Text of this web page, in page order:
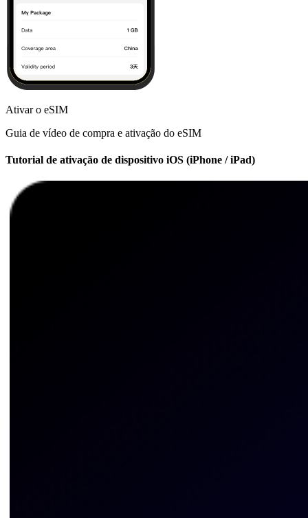
Ativar o eSIM
Guia de vídeo de compra e ativação do eSIM
Tutorial de ativação de dispositivo iOS (iPhone / iPad)